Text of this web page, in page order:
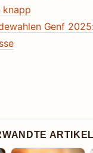
knapp
Genf
ARTIKEL